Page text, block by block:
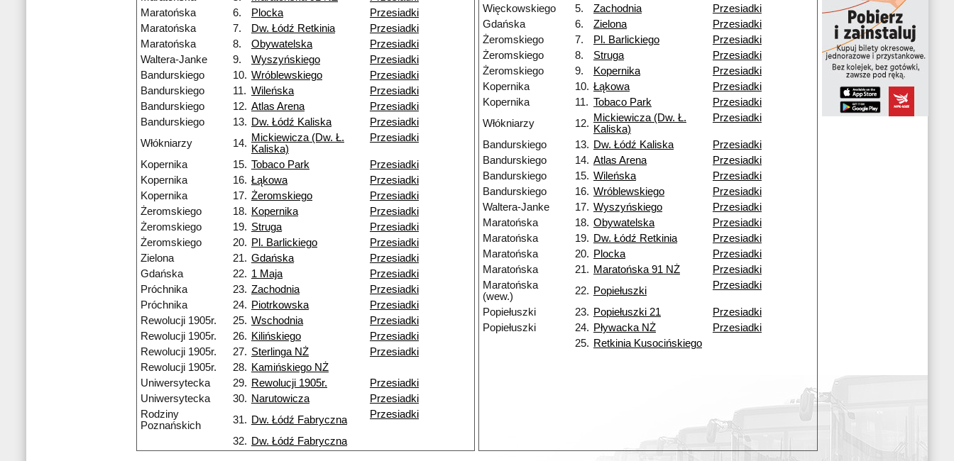
Maratońska
6. Plocka
Przesiadki
Maratońska
7. Dw. Łódź Retkinia
Przesiadki
Maratońska
8. Obywatelska
Przesiadki
Waltera-Janke
9. Wyszyńskiego
Przesiadki
Bandurskiego
10. Wróblewskiego
Przesiadki
Bandurskiego
11. Wileńska
Przesiadki
Bandurskiego
12. Atlas Arena
Przesiadki
Bandurskiego
13. Dw. Łódź Kaliska
Przesiadki
Włókniarzy
14. Mickiewicza (Dw. Ł.
Kaliska)
Przesiadki
Kopernika 15. Tobaco Park
Przesiadki
Kopernika
16. Łąkowa
Przesiadki
Kopernika
17. Żeromskiego
Przesiadki
Żeromskiego
18. Kopernika
Przesiadki
Żeromskiego
19. Struga
Przesiadki
Żeromskiego
20. Pl. Barlickiego
Przesiadki
Zielona
21. Gdańska
Przesiadki
Gdańska
22. 1 Maja
Przesiadki
Próchnika
23. Zachodnia
Przesiadki
Próchnika
24. Piotrkowska
Przesiadki
Rewolucji 1905r.
25. Wschodnia
Przesiadki
Rewolucji 1905r.
26. Kilińskiego
Przesiadki
Rewolucji 1905r.
27. Sterlinga NŻ
Przesiadki
Rewolucji 1905r.
28. Kamińskiego NŻ
Uniwersytecka
29. Rewolucji 1905r.
Przesiadki
Uniwersytecka
30. Narutowicza
Przesiadki
Rodziny
Poznańskich
31. Dw. Łódź Fabryczna Przesiadki
32. Dw. Łódź Fabryczna
Więckowskiego
5. Zachodnia
Przesiadki
Gdańska
6. Zielona
Przesiadki
Żeromskiego
7. Pl. Barlickiego
Przesiadki
Żeromskiego
8. Struga
Przesiadki
Żeromskiego
9. Kopernika
Przesiadki
Kopernika
10. Łąkowa
Przesiadki
Kopernika
11. Tobaco Park
Przesiadki
Włókniarzy
12. Mickiewicza (Dw. Ł.
Kaliska)
Przesiadki
Bandurskiego 13. Dw. Łódź Kaliska
Przesiadki
Bandurskiego
14. Atlas Arena
Przesiadki
Bandurskiego
15. Wileńska
Przesiadki
Bandurskiego
16. Wróblewskiego
Przesiadki
Waltera-Janke
17. Wyszyńskiego
Przesiadki
Maratońska
18. Obywatelska
Przesiadki
Maratońska
19. Dw. Łódź Retkinia
Przesiadki
Maratońska
20. Plocka
Przesiadki
Maratońska
21. Maratońska 91 NŻ
Przesiadki
Maratońska
(wew.)
22. Popiełuszki Przesiadki
Popiełuszki 23. Popiełuszki 21
Przesiadki
Popiełuszki
24. Pływacka NŻ
Przesiadki
25. Retkinia Kusocińskiego